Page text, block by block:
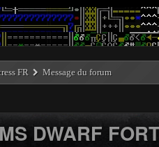
FR Message du forum
DWARF